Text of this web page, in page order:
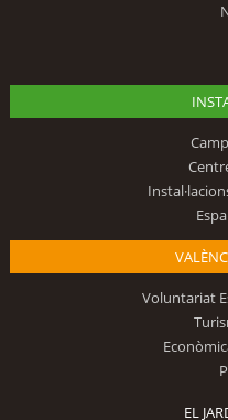
Voluntariat
EL